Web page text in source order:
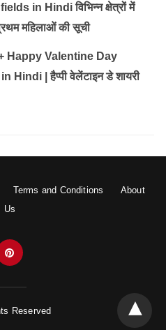
in Hindi विभिन्न क्षेत्रों में
महिलाओं की सूची
Happy Valentine Day
Hindi | हैप्पी वेलेंटाइन डे शायरी
Terms and Conditions
About
Us
Reserved